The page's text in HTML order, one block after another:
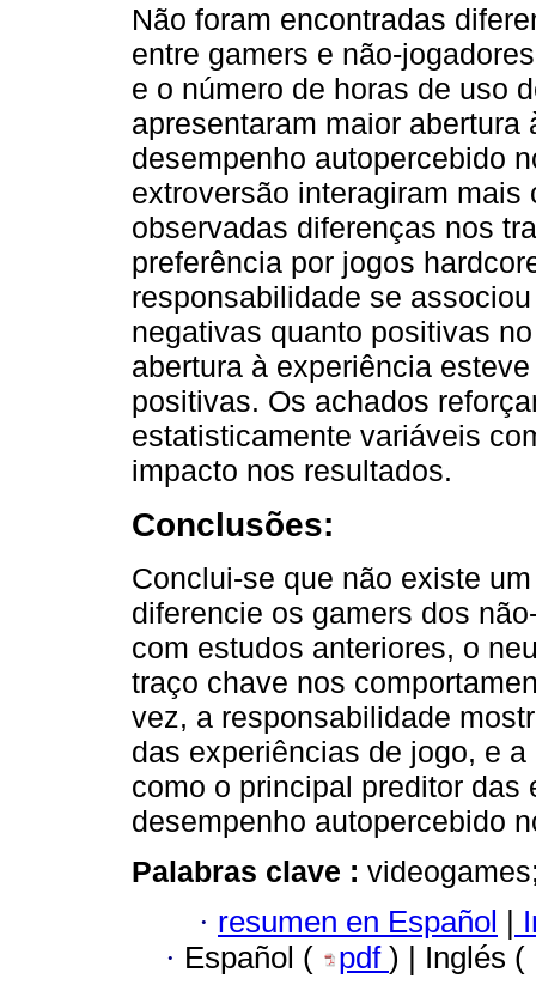
Não foram encontradas
entre gamers e não-
e o número de horas de uso
apresentaram maior
desempenho autopercebido
extroversão interagiram
observadas diferenças nos
preferência por jogos
responsabilidade se
negativas quanto positivas
abertura à experiência
positivas. Os achados
estatisticamente variáveis
impacto nos resultados.
Conclusões:
Conclui-se que não existe
diferencie os gamers dos
com estudos anteriores, o
traço chave nos
vez, a responsabilidade
das experiências de jogo, e
como o principal preditor
desempenho autopercebido
Palabras clave :
· resumen en Español
· Español ( pdf ) | Inglés (